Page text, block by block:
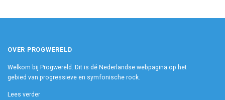
OVER PROGWERELD
Welkom bij Progwereld. Dit is dé Nederlandse webpagina op het
gebied van progressieve en symfonische rock.
Lees verder